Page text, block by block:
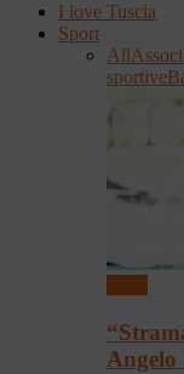
I love Tuscia
Sport
All
sportive